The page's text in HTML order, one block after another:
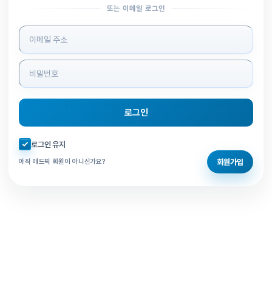
또는 이메일 로그인
로그인 정보 입력
로그인
자동로그인 체크
로그인 유지
아직 애드픽 회원이 아니신가요? 회원가입